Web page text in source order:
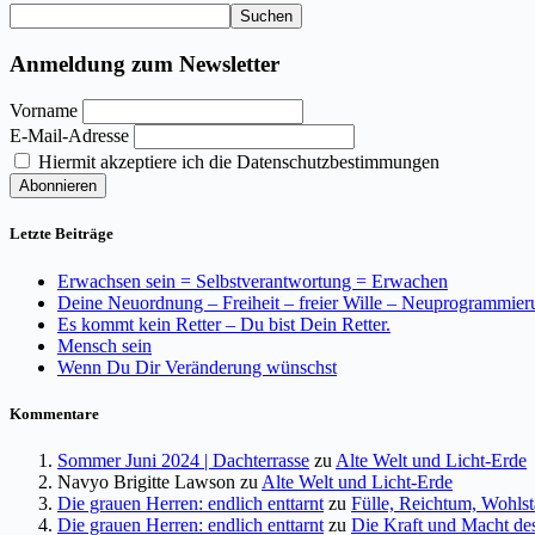
Suchen
Anmeldung zum Newsletter
Vorname
E-Mail-Adresse
Hiermit akzeptiere ich die Datenschutzbestimmungen
Letzte Beiträge
Erwachsen sein = Selbstverantwortung = Erwachen
Deine Neuordnung – Freiheit – freier Wille –
Es kommt kein Retter – Du bist Dein Retter.
Mensch sein
Wenn Du Dir Veränderung wünschst
Kommentare
Sommer Juni 2024 | Dachterrasse zu Alte Welt und Licht-Erde
Navyo Brigitte Lawson zu Alte Welt und Licht-Erde
Die grauen Herren: endlich enttarnt zu Fülle, Reichtum,
Die grauen Herren: endlich enttarnt zu Die Kraft und Macht